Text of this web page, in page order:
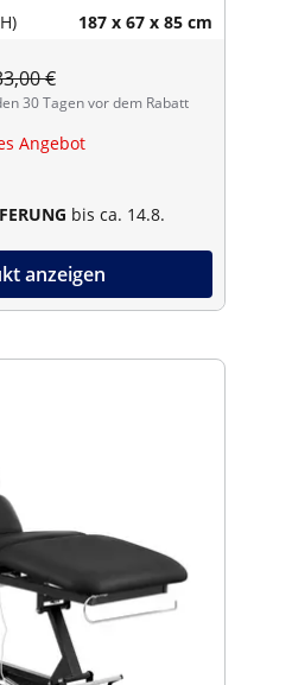
187 x 67 x 85 cm
€
30 Tagen vor dem Rabatt
Angebot
bis ca. 14.8.
anzeigen